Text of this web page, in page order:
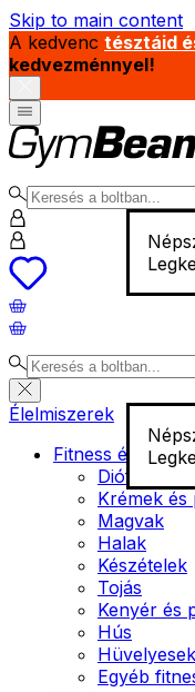
Skip to main content
A kedvenc tésztáid
kedvezménnyel!
Élelmiszerek
Fitness
Diófélék
Krémek és
Magvak
Halak
Készételek
Tojás
Kenyér és
Hús
Hüvelyesek
Egyéb